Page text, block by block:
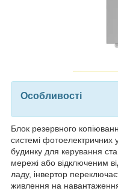
Особливості
Блок резервного
системі фотоелектричних
будинку для керування
мережі або відключеним
ладу, інвертор
живлення на